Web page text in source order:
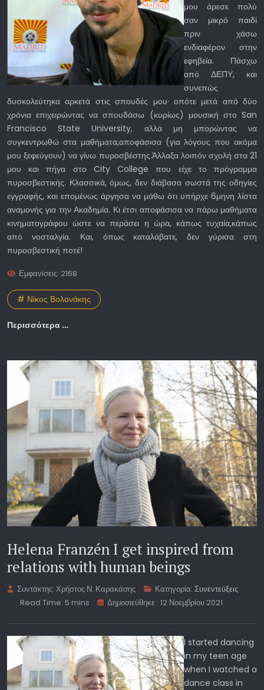
μου άρεσε πολύ
σαν μικρό παιδί
πριν χάσω
ενδιαφέρον στην
εφηβεία. Πάσχω
από ΔΕΠΥ, και
συνεπώς
δυσκολεύτηκα αρκετά στις σπουδές μου· οπότε μετά από δύο
χρόνια επιχειρώντας να σπουδάσω (κυρίως) μουσική στο San
Francisco State University, αλλά μη μπορώντας να
συγκεντρωθώ στα μαθήματα,αποφάσισα (για λόγους που ακόμα
μου ξεφεύγουν) να γίνω πυροσβέστης.Άλλαξα λοιπόν σχολή στα 21
μου και πήγα στο City College που είχε το πρόγραμμα
πυροσβεστικής. Κλασσικά, όμως, δεν διάβασα σωστά της οδηγίες
εγγραφής, και επομένως άργησα να μάθω ότι υπήρχε 6μηνη λίστα
αναμονής για την Ακαδημία. Κι έτσι αποφάσισα να πάρω μαθήματα
κινηματογράφου ώστε να περάσει η ώρα, κάπως τυχαία,κάπως
από νοσταλγία. Και, όπως καταλάβατε, δεν γύρισα στη
πυροσβεστική ποτέ!
Εμφανίσεις: 2168
# Νίκος Βολονάκης
Περισσότερα …
Helena Franzén I get inspired from
relations with human beings
Συντάκτης:Χρήστος Ν. Καρακάσης Κατηγορία:Συνεντεύξεις
Read Time: 5 mins
Δημοσιεύθηκε : 12 Νοεμβρίου 2021
I started dancing
in my teen age
when I watched a
dance class in